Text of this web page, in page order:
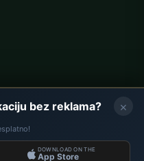
| Namaz Vremena © 2026
×
bez reklama?
DOWNLOAD ON THE
App Store